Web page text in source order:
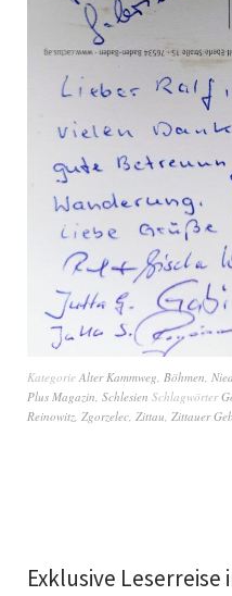
Kategorie Alter Kammweg, Böhmen,
Plus Magazin, Schlesien Schlagwörter
Reinowitz, Zgorzelec, Zittau, Zittauer
Exklusive